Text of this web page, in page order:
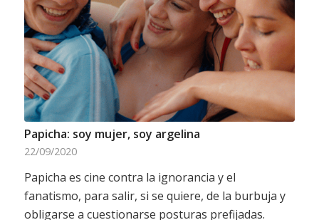
Papicha: soy mujer, soy argelina
22/09/2020
Papicha es cine contra la ignorancia y el
fanatismo, para salir, si se quiere, de la burbuja y
obligarse a cuestionarse posturas prefijadas.